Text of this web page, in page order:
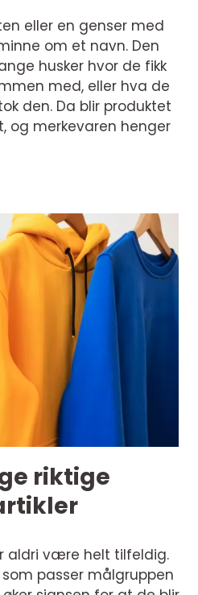
eller en genser med
om et navn. Den
husker hvor de fikk
med, eller hva de
den. Da blir produktet
og merkevaren henger
riktige
aldri være helt tilfeldig.
passer målgruppen